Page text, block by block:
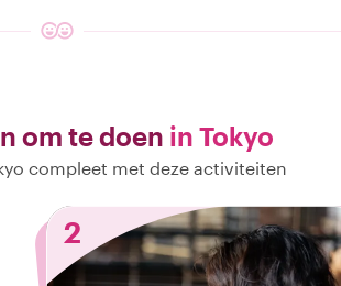
om te doen in Tokyo
compleet met deze activiteiten
2